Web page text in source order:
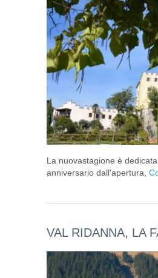
La nuovastagione è
anniversario dall'apertura,
VAL RIDANNA, LA